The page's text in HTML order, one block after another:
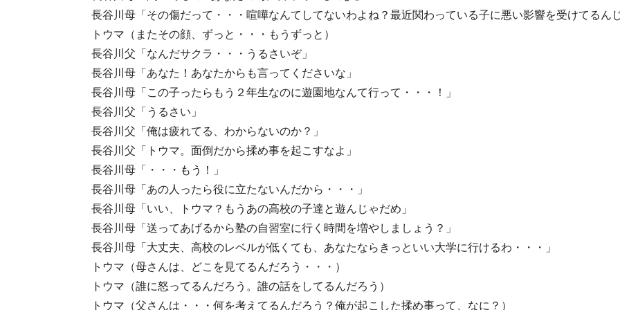
長谷川母「その傷だって・・・喧嘩なんてしてないわよね？最近関わっている子に悪い影響を受けてるん
トウマ（またその顔、ずっと・・・もうずっと）
長谷川父「なんだサクラ・・・うるさいぞ」
長谷川母「あなた！あなたからも言ってくださいな」
長谷川母「この子ったらもう２年生なのに遊園地なんて行って・・・！」
長谷川父「うるさい」
長谷川父「俺は疲れてる、わからないのか？」
長谷川父「トウマ。面倒だから揉め事を起こすなよ」
長谷川母「・・・もう！」
長谷川母「あの人ったら役に立たないんだから・・・」
長谷川母「いい、トウマ？もうあの高校の子達と遊んじゃだめ」
長谷川母「送ってあげるから塾の自習室に行く時間を増やしましょう？」
長谷川母「大丈夫、高校のレベルが低くても、あなたならきっといい大学に行けるわ・・・」
トウマ（母さんは、どこを見てるんだろう・・・）
トウマ（誰に怒ってるんだろう。誰の話をしてるんだろう）
トウマ（父さんは・・・何を考えてるんだろう？俺が起こした揉め事って、なに？）